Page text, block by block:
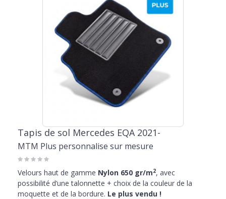
Tapis de sol Mercedes EQA 2021-
MTM Plus personnalise sur mesure
Velours haut de gamme Nylon 650 gr/m2, avec
possibilité d’une talonnette + choix de la couleur de la
moquette et de la bordure. Le plus vendu !